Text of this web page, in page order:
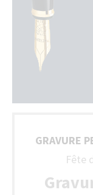
GRAVURE
Fête